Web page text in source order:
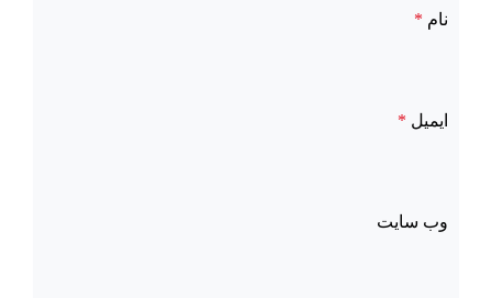
نام *
ایمیل *
وب‌ سایت